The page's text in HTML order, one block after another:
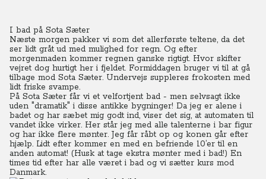
I bad på Sota Sæter
Næste morgen pakker vi som det allerførste teltene, da det
ser lidt gråt ud med mulighed for regn. Og efter
morgenmaden kommer regnen ganske rigtigt. Hvor skifter
vejret dog hurtigt her i fjeldet. Formiddagen bruger vi til at gå
tilbage mod Sota Sæter. Undervejs suppleres frokosten med
lidt friske svampe.
På Sota Sæter får vi et velfortjent bad - men selvsagt ikke
uden "dramatik" i disse antikke bygninger! Da jeg er alene i
badet og har sæbet mig godt ind, viser det sig, at automaten til
vandet ikke virker. Her står jeg med alle talenterne i bar figur
og har ikke flere mønter. Jeg får råbt op og konen går efter
hjælp. Lidt efter kommer en med en befriende 10’er til en
anden automat! (Husk at tage ekstra mønter med i bad!) En
times tid efter har alle været i bad og vi sætter kurs mod
Danmark.